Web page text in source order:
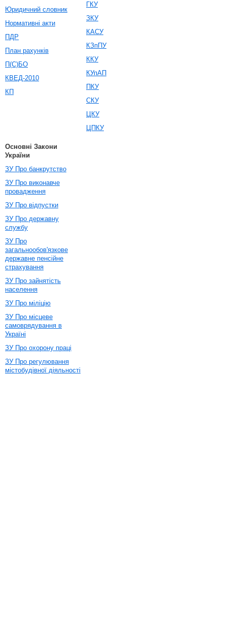
Юридичний словник
Нормативні акти
ПДР
План рахунків
П(С)БО
КВЕД-2010
КП
ГКУ
ЗКУ
КАСУ
КЗпПУ
ККУ
КУпАП
ПКУ
СКУ
ЦКУ
ЦПКУ
Основні Закони
України
ЗУ Про банкрутство
ЗУ Про виконавче
провадження
ЗУ Про відпустки
ЗУ Про державну
службу
ЗУ Про
загальнообов'язкове
державне пенсійне
страхування
ЗУ Про зайнятість
населення
ЗУ Про міліцію
ЗУ Про місцеве
самоврядування в
Україні
ЗУ Про охорону праці
ЗУ Про регулювання
містобудівної діяльності